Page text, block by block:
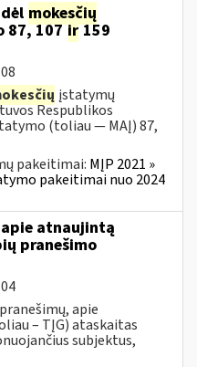
mokesčių
87, 107ir159
įstatymų
Respublikos
(toliau — MAĮ) 87,
pakeitimai: MĮP 2021 »
pakeitimai nuo 2024
atnaujintą
pranešimo
apie
– TĮG) ataskaitas
subjektus,